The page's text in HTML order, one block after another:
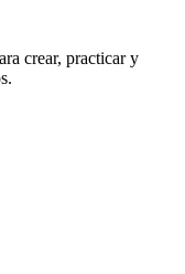
crear, practicar y